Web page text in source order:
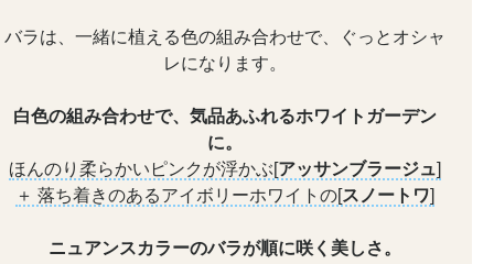
バラは、一緒に植える色の組み合わせで、ぐっとオシャ
レになります。
白色の組み合わせで、気品あふれるホワイトガーデン
に。
ほんのり柔らかいピンクが浮かぶ[アッサンブラージュ]
＋ 落ち着きのあるアイボリーホワイトの[スノートワ]
ニュアンスカラーのバラが順に咲く美しさ。